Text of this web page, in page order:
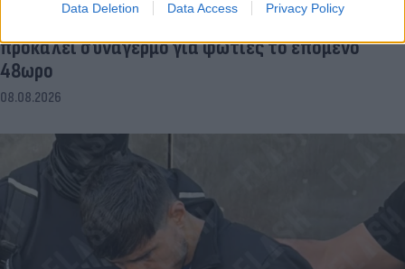
Data Deletion Data Access Privacy Policy
«Hot-dry-windy»: Το καιρικό κοκτέιλ που
προκαλεί συναγερμό για φωτιές το επόμενο
48ωρο
08.08.2026